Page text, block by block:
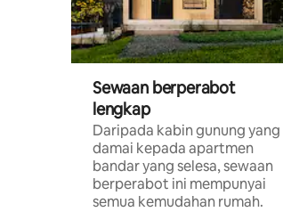
Sewaan berperabot
lengkap
Daripada kabin gunung yang
damai kepada apartmen
bandar yang selesa, sewaan
berperabot ini mempunyai
semua kemudahan rumah.